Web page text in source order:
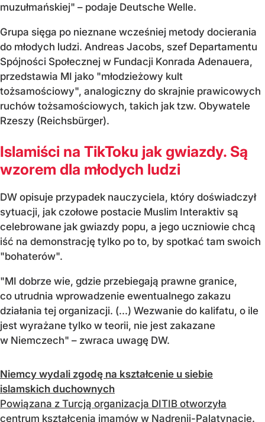
muzułmańskiej" – podaje Deutsche Welle.
Grupa sięga po nieznane wcześniej metody docierania
do młodych ludzi. Andreas Jacobs, szef Departamentu
Spójności Społecznej w Fundacji Konrada Adenauera,
przedstawia MI jako "młodzieżowy kult
tożsamościowy", analogiczny do skrajnie prawicowych
ruchów tożsamościowych, takich jak tzw. Obywatele
Rzeszy (Reichsbürger).
Islamiści na TikToku jak gwiazdy. Są
wzorem dla młodych ludzi
DW opisuje przypadek nauczyciela, który doświadczył
sytuacji, jak czołowe postacie Muslim Interaktiv są
celebrowane jak gwiazdy popu, a jego uczniowie chcą
iść na demonstrację tylko po to, by spotkać tam swoich
"bohaterów".
"MI dobrze wie, gdzie przebiegają prawne granice,
co utrudnia wprowadzenie ewentualnego zakazu
działania tej organizacji. (...) Wezwanie do kalifatu, o ile
jest wyrażane tylko w teorii, nie jest zakazane
w Niemczech" – zwraca uwagę DW.
Niemcy wydali zgodę na kształcenie u siebie
islamskich duchownych
Powiązana z Turcją organizacja DITIB otworzyła
centrum kształcenia imamów w Nadrenii-Palatynacie.